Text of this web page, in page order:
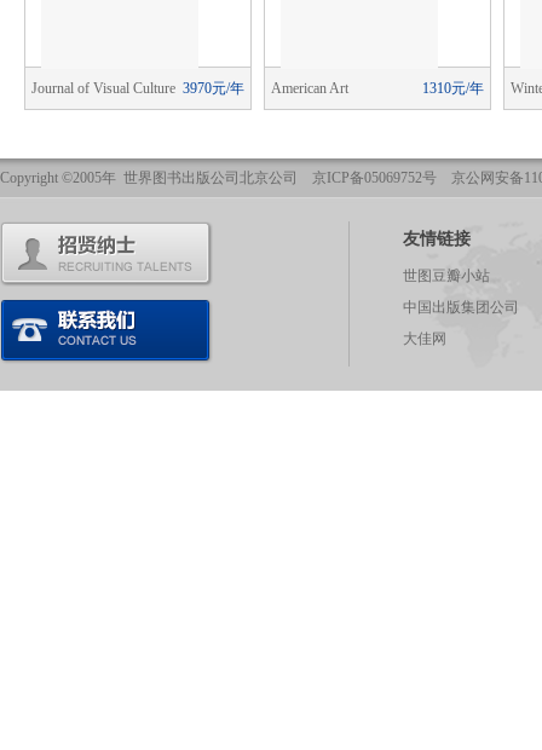
3970元/年
Journal of Visual Culture 1310元/年
American Art
Copyright ©2005年 世界图书出版公司北京公司 京ICP备05069752号 京公网安备
友情链接
世图豆瓣小站
中国出版集团公司
大佳网